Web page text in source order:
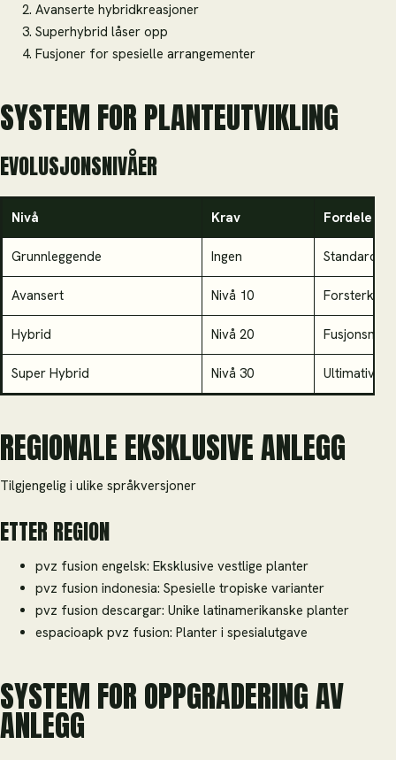
Avanserte hybridkreasjoner
Superhybrid låser opp
Fusjoner for spesielle arrangementer
SYSTEM FOR PLANTEUTVIKLING
EVOLUSJONSNIVÅER
Nivå Krav Fordeler
Grunnleggende Ingen
Avansert Nivå 10
Hybrid Nivå 20
Super Hybrid Nivå 30 Ultimative
REGIONALE EKSKLUSIVE ANLEGG
Tilgjengelig i ulike språkversjoner
ETTER REGION
pvz fusion engelsk: Eksklusive vestlige planter
pvz fusion indonesia: Spesielle tropiske varianter
pvz fusion descargar: Unike latinamerikanske planter
espacioapk pvz fusion: Planter i spesialutgave
SYSTEM FOR OPPGRADERING AV
ANLEGG